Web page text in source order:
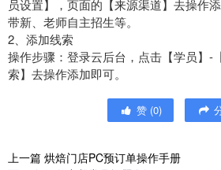
员设置】，页面的【来源渠道】去操作
带新、老师自主招生等。
2、添加线索
操作步骤：登录云后台，点击【学员】-
索】去操作添加即可。
赞 (0)
上一篇 烘焙门店PC预订单操作手册